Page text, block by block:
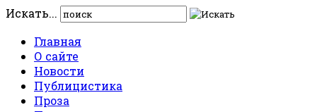
Искать...
Главная
О сайте
Новости
Публицистика
Проза